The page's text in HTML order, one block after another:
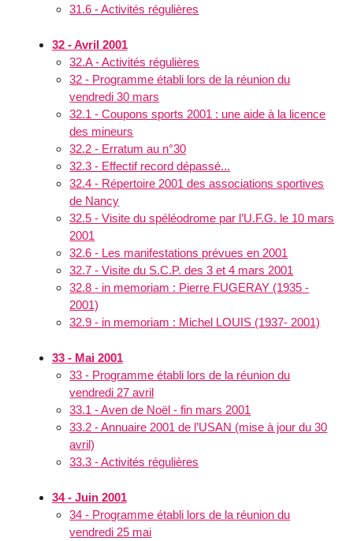
31.6 - Activités régulières
32 - Avril 2001
32.A - Activités régulières
32 - Programme établi lors de la réunion du
vendredi 30 mars
32.1 - Coupons sports 2001 : une aide à la licence
des mineurs
32.2 - Erratum au n°30
32.3 - Effectif record dépassé...
32.4 - Répertoire 2001 des associations sportives
de Nancy
32.5 - Visite du spéléodrome par l’U.F.G. le 10 mars
2001
32.6 - Les manifestations prévues en 2001
32.7 - Visite du S.C.P. des 3 et 4 mars 2001
32.8 - in memoriam : Pierre FUGERAY (1935 -
2001)
32.9 - in memoriam : Michel LOUIS (1937- 2001)
33 - Mai 2001
33 - Programme établi lors de la réunion du
vendredi 27 avril
33.1 - Aven de Noël - fin mars 2001
33.2 - Annuaire 2001 de l’USAN (mise à jour du 30
avril)
33.3 - Activités régulières
34 - Juin 2001
34 - Programme établi lors de la réunion du
vendredi 25 mai